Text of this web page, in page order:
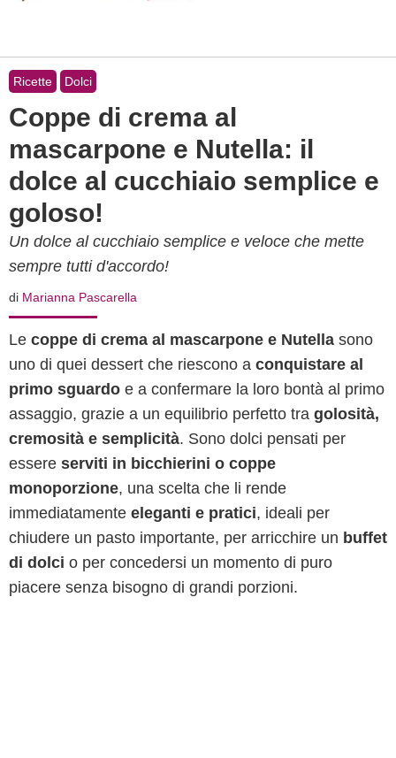
Ricette Dolci
Coppe di crema al
mascarpone e Nutella: il
dolce al cucchiaio semplice e
goloso!
Un dolce al cucchiaio semplice e veloce che mette
sempre tutti d'accordo!
di Marianna Pascarella
Le coppe di crema al mascarpone e Nutella sono
uno di quei dessert che riescono a conquistare al
primo sguardo e a confermare la loro bontà al primo
assaggio, grazie a un equilibrio perfetto tra golosità,
cremosità e semplicità. Sono dolci pensati per
essere serviti in bicchierini o coppe
monoporzione, una scelta che li rende
immediatamente eleganti e pratici, ideali per
chiudere un pasto importante, per arricchire un buffet
di dolci o per concedersi un momento di puro
piacere senza bisogno di grandi porzioni.